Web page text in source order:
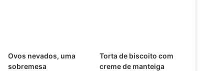
Ovos nevados, uma
sobremesa
Torta de biscoito com
creme de manteiga